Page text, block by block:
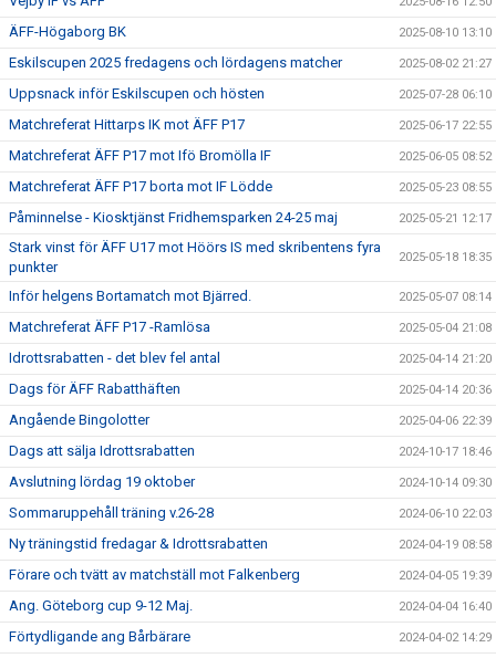
ÄFF-Högaborg BK 2025-08-10 13:10
Eskilscupen 2025 fredagens och lördagens matcher 2025-08-02 21:27
Uppsnack inför Eskilscupen och hösten 2025-07-28 06:10
Matchreferat Hittarps IK mot ÄFF P17 2025-06-17 22:55
Matchreferat ÄFF P17 mot Ifö Bromölla IF 2025-06-05 08:52
Matchreferat ÄFF P17 borta mot IF Lödde 2025-05-23 08:55
Påminnelse - Kiosktjänst Fridhemsparken 24-25 maj 2025-05-21 12:17
Stark vinst för ÄFF U17 mot Höörs IS med skribentens fyra
punkter
2025-05-18 18:35
Inför helgens Bortamatch mot Bjärred. 2025-05-07 08:14
Matchreferat ÄFF P17 -Ramlösa 2025-05-04 21:08
Idrottsrabatten - det blev fel antal 2025-04-14 21:20
Dags för ÄFF Rabatthäften 2025-04-14 20:36
Angående Bingolotter 2025-04-06 22:39
Dags att sälja Idrottsrabatten 2024-10-17 18:46
Avslutning lördag 19 oktober 2024-10-14 09:30
Sommaruppehåll träning v.26-28 2024-06-10 22:03
Ny träningstid fredagar & Idrottsrabatten 2024-04-19 08:58
Förare och tvätt av matchställ mot Falkenberg 2024-04-05 19:39
Ang. Göteborg cup 9-12 Maj. 2024-04-04 16:40
Förtydligande ang Bårbärare 2024-04-02 14:29